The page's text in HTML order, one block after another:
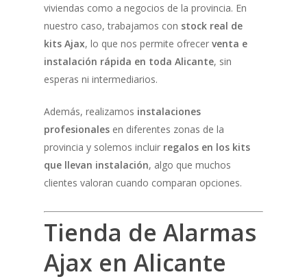
viviendas como a negocios de la provincia. En
nuestro caso, trabajamos con stock real de
kits Ajax, lo que nos permite ofrecerventa e
instalación rápida en toda Alicante, sin
esperas ni intermediarios.
Además, realizamos instalaciones
profesionales en diferentes zonas de la
provincia y solemos incluir regalos en los kits
que llevan instalación, algo que muchos
clientes valoran cuando comparan opciones.
Tienda de Alarmas
Ajax en Alicante